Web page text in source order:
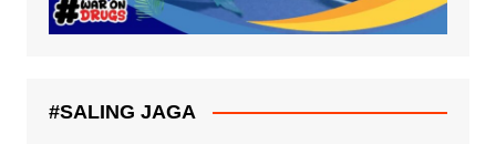
#SALING JAGA